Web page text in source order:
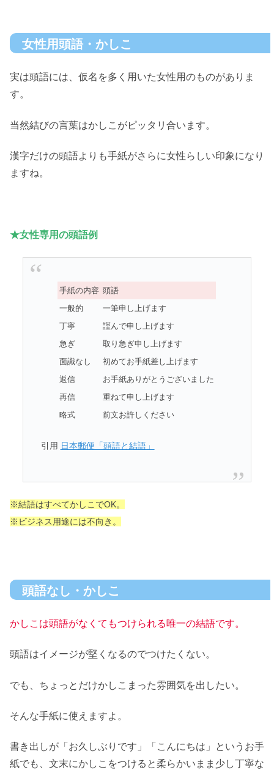
女性用頭語・かしこ
実は頭語には、仮名を多く用いた女性用のものがありま
す。
当然結びの言葉はかしこがピッタリ合います。
漢字だけの頭語よりも手紙がさらに女性らしい印象になり
ますね。
★女性専用の頭語例
手紙の内容 頭語
一般的
一筆申し上げます
丁寧
謹んで申し上げます
急ぎ
取り急ぎ申し上げます
面識なし
初めてお手紙差し上げます
返信
お手紙ありがとうございました
再信
重ねて申し上げます
略式
前文お許しください
引用 日本郵便「頭語と結語」
※結語はすべてかしこでOK。
※ビジネス用途には不向き。
頭語なし・かしこ
かしこは頭語がなくてもつけられる唯一の結語です。
頭語はイメージが堅くなるのでつけたくない。
でも、ちょっとだけかしこまった雰囲気を出したい。
そんな手紙に使えますよ。
書き出しが「お久しぶりです」「こんにちは」というお手
紙でも、文末にかしこをつけると柔らかいまま少し丁寧な